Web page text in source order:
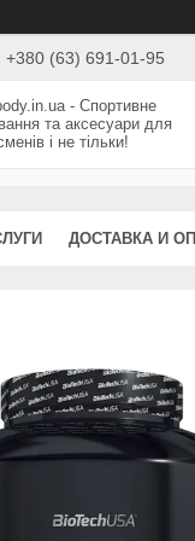
+380 (63) 691-01-95
- Спортивне
та аксесуари для
і не тільки!
ДОСТАВКА И